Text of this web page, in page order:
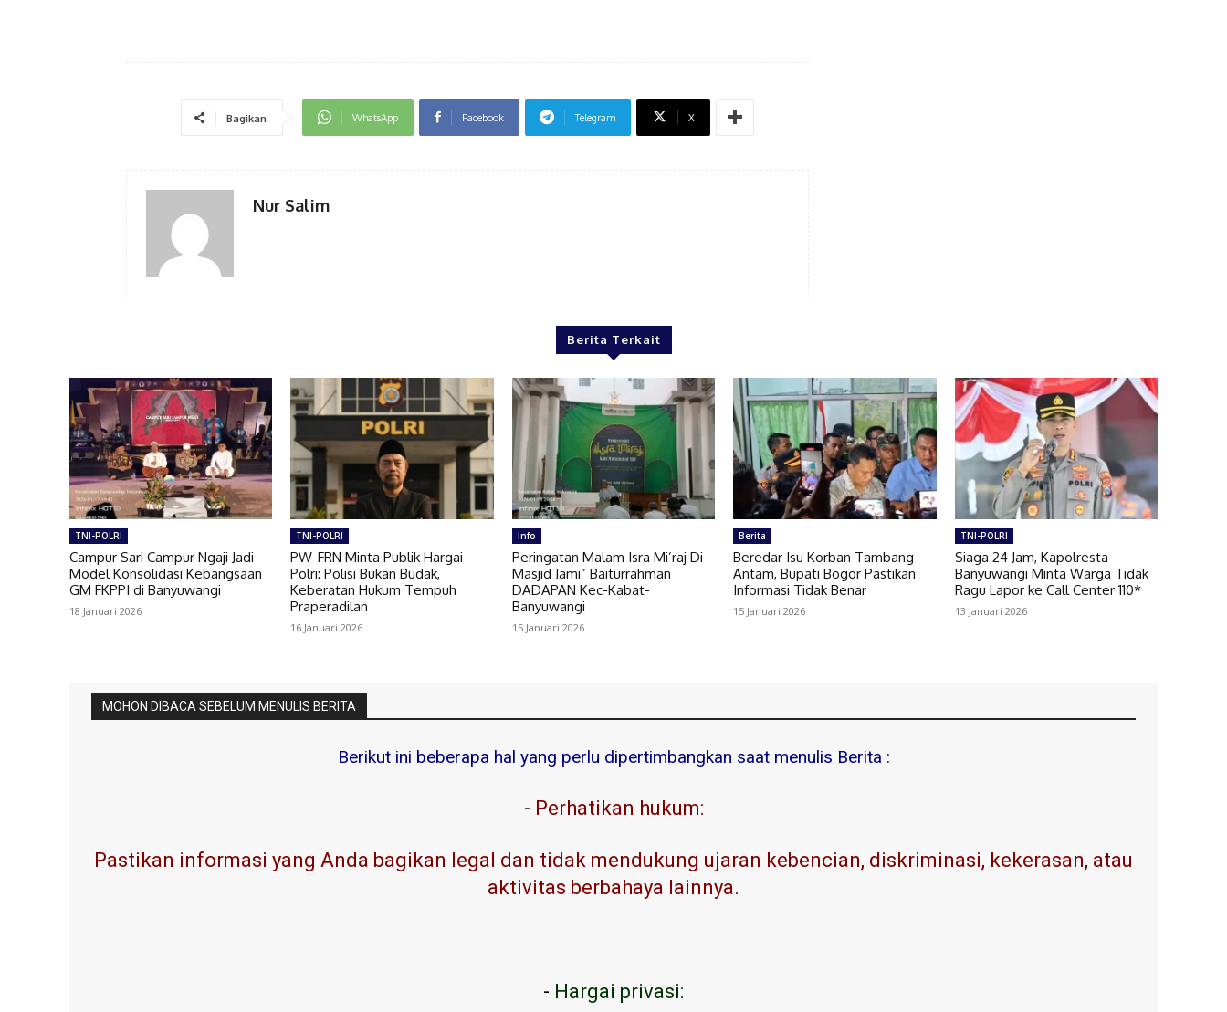
Bagikan WhatsApp Facebook Telegram X
Nur Salim
Berita Terkait
TNI-POLRI
Campur Sari Campur Ngaji Jadi
Model Konsolidasi Kebangsaan
GM FKPPI di Banyuwangi
18 Januari 2026
TNI-POLRI
PW-FRN Minta Publik Hargai
Polri: Polisi Bukan Budak,
Keberatan Hukum Tempuh
Praperadilan
16 Januari 2026
Info
Peringatan Malam Isra Mi’raj Di
Masjid Jami” Baiturrahman
DADAPAN Kec-Kabat-
Banyuwangi
15 Januari 2026
Berita
Beredar Isu Korban Tambang
Antam, Bupati Bogor Pastikan
Informasi Tidak Benar
15 Januari 2026
TNI-POLRI
Siaga 24 Jam, Kapolresta
Banyuwangi Minta Warga Tidak
Ragu Lapor ke Call Center 110*
13 Januari 2026
MOHON DIBACA SEBELUM MENULIS BERITA
Berikut ini beberapa hal yang perlu dipertimbangkan saat menulis Berita :
- Perhatikan hukum:
Pastikan informasi yang Anda bagikan legal dan tidak mendukung ujaran kebencian, diskriminasi, kekerasan, atau
aktivitas berbahaya lainnya.
- Hargai privasi: